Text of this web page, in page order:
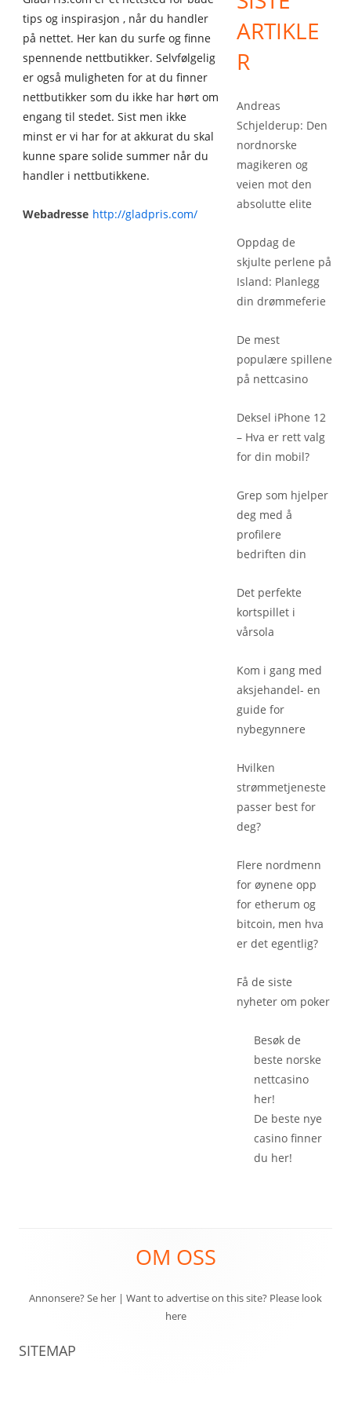
tips og inspirasjon , når du handler
på nettet. Her kan du surfe og finne
spennende nettbutikker. Selvfølgelig
er også muligheten for at du finner
nettbutikker som du ikke har hørt om
engang til stedet. Sist men ikke
minst er vi har for at akkurat du skal
kunne spare solide summer når du
handler i nettbutikkene.
Webadresse http://gladpris.com/
ARTIKLE
R
Andreas
Schjelderup: Den
nordnorske
magikeren og
veien mot den
absolutte elite
Oppdag de
skjulte perlene på
Island: Planlegg
din drømmeferie
De mest
populære spillene
på nettcasino
Deksel iPhone 12
– Hva er rett valg
for din mobil?
Grep som hjelper
deg med å
profilere
bedriften din
Det perfekte
kortspillet i
vårsola
Kom i gang med
aksjehandel- en
guide for
nybegynnere
Hvilken
strømmetjeneste
passer best for
deg?
Flere nordmenn
for øynene opp
for etherum og
bitcoin, men hva
er det egentlig?
Få de siste
nyheter om poker
Besøk de
beste norske
nettcasino
her!
De beste nye
casino finner
du her!
OM OSS
Annonsere? Se her | Want to advertise on this site? Please look
here
SITEMAP